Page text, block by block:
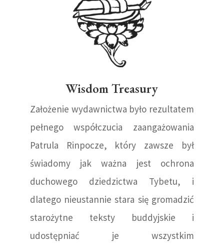
Wisdom Treasury
Założenie wydawnictwa było rezultatem
pełnego współczucia zaangażowania
Patrula Rinpocze, który zawsze był
świadomy jak ważna jest ochrona
duchowego dziedzictwa Tybetu, i
dlatego nieustannie stara się gromadzić
starożytne teksty buddyjskie i
udostępniać je wszystkim